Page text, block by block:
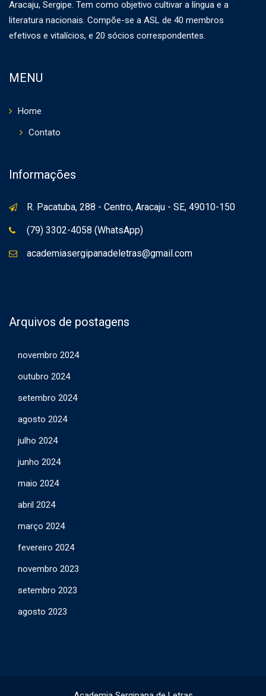
Aracaju, Sergipe. Tem como objetivo cultivar a língua e a
literatura nacionais. Compõe-se a ASL de 40 membros
efetivos e vitalícios, e 20 sócios correspondentes.
MENU
Home
Contato
Informações
R. Pacatuba, 288 - Centro, Aracaju - SE, 49010-150
(79) 3302-4058 (WhatsApp)
academiasergipanadeletras@gmail.com
Arquivos de postagens
novembro 2024
outubro 2024
setembro 2024
agosto 2024
julho 2024
junho 2024
maio 2024
abril 2024
março 2024
fevereiro 2024
novembro 2023
setembro 2023
agosto 2023